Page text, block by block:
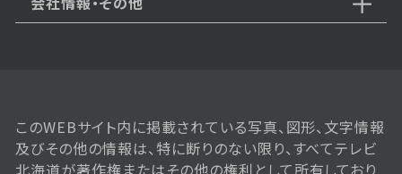
2025年07月24日 放送
2025年07月23日 放送
第67話
このWEBサイト内に掲載されている写真、図形、文字情報
及びその他の情報は、特に断りのない限り、すべてテレビ
北海道が著作権またはその他の権利として所有しており